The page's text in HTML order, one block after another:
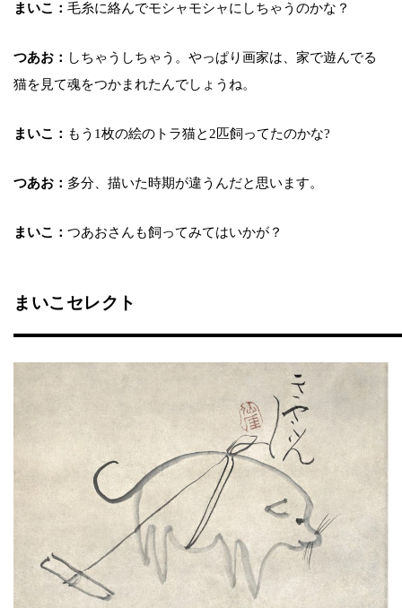
まいこ： 毛糸に絡んでモシャモシャにしちゃうのかな？
つあお： しちゃうしちゃう。やっぱり画家は、家で遊んでる
猫を見て魂をつかまれたんでしょうね。
まいこ： もう1枚の絵のトラ猫と2匹飼ってたのかな?
つあお： 多分、描いた時期が違うんだと思います。
まいこ： つあおさんも飼ってみてはいかが？
まいこセレクト